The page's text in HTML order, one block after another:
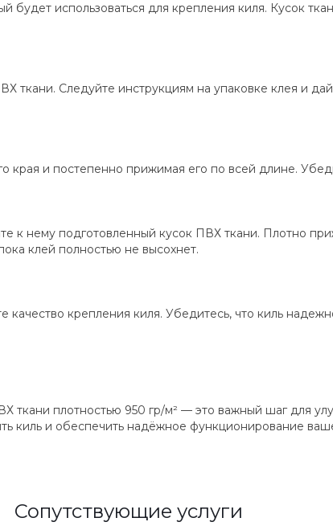
будет использоваться для крепления киля. Кусок
ткани. Следуйте инструкциям на упаковке клея и
края и постепенно прижимая его по всей длине.
к нему подготовленный кусок ПВХ ткани. Плотно
клей полностью не высохнет.
крепления киля. Убедитесь, что киль
плотностью 950 гр/м² — это важный шаг для
киль и обеспечить надёжное функционирование
Сопутствующие услуги